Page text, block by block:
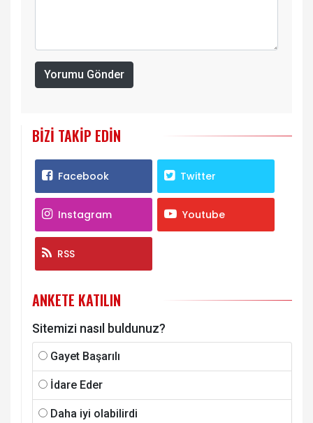
Yorumu Gönder
BIZI TAKIP EDIN
Facebook Twitter
Instagram Youtube
RSS
ANKETE KATILIN
Sitemizi nasıl buldunuz?
Gayet Başarılı
İdare Eder
Daha iyi olabilirdi